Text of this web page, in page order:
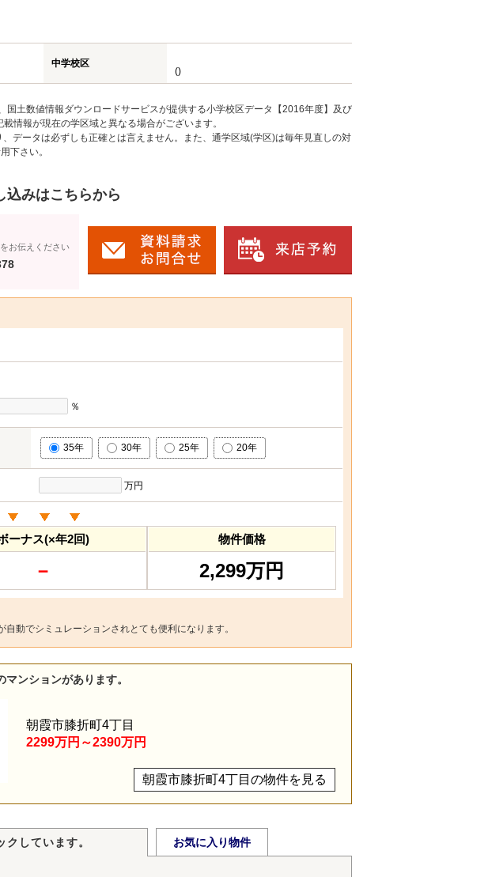
中学校区
()
土数値情報ダウンロードサービスが提供する小学校区データ【2016年度】及び
情報が現在の学区域と異なる場合がございます。
データは必ずしも正確とは言えません。また、通学区域(学区)は毎年見直しの対
下さい。
込みはこちらから
お伝えください
％
35年 30年 25年 20年
万円
ーナス(×年2回)
－
物件価格
2,299万円
動でシミュレーションされとても便利になります。
ンションがあります。
朝霞市膝折町4丁目の物件を見る
朝霞市膝折町4丁目
2299万円～2390万円
しています。 お気に入り物件